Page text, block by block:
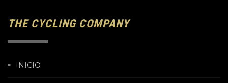
THE CYCLING COMPANY
INICIO